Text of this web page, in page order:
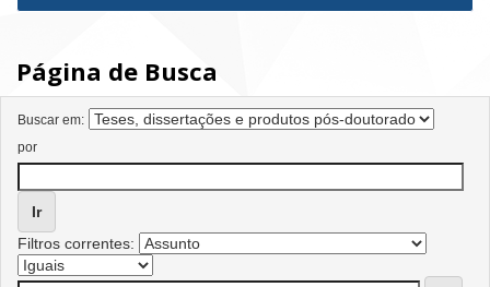
Página de Busca
Buscar em:
por
Filtros correntes: